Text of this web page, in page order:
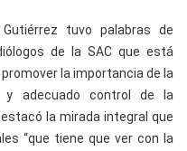
tuvo palabras de
de la SAC que está
la importancia de la
y adecuado control de la
la mirada integral que
“que tiene que ver con la